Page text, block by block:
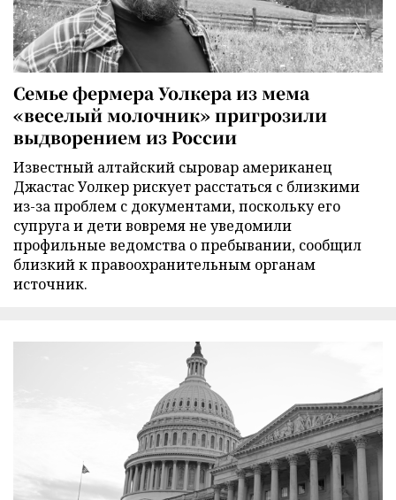
Семье фермера Уолкера из мема
«веселый молочник» пригрозили
выдворением из России
Известный алтайский сыровар американец
Джастас Уолкер рискует расстаться с близкими
из-за проблем с документами, поскольку его
супруга и дети вовремя не уведомили
профильные ведомства о пребывании, сообщил
близкий к правоохранительным органам
источник.